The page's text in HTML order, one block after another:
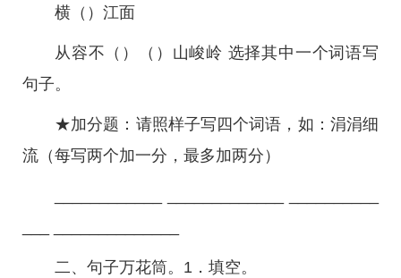
横（）江面
从容不（）（）山峻岭 选择其中一个词语写
句子。
★加分题：请照样子写四个词语，如：涓涓细
流（每写两个加一分，最多加两分）
二、句子万花筒。1．填空。